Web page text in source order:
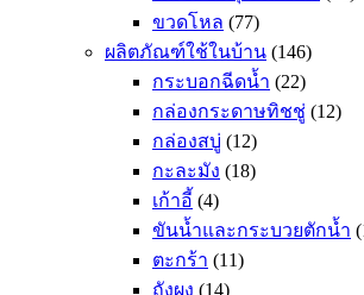
ขวดโหล (77)
ผลิตภัณฑ์ใช้ในบ้าน (146)
กระบอกฉีดน้ำ (22)
กล่องกระดาษทิชชู่ (12)
กล่องสบู่ (12)
กะละมัง (18)
เก้าอี้ (4)
ขันน้ำและกระบวยตักน้ำ
ตะกร้า (11)
ถังผง (14)